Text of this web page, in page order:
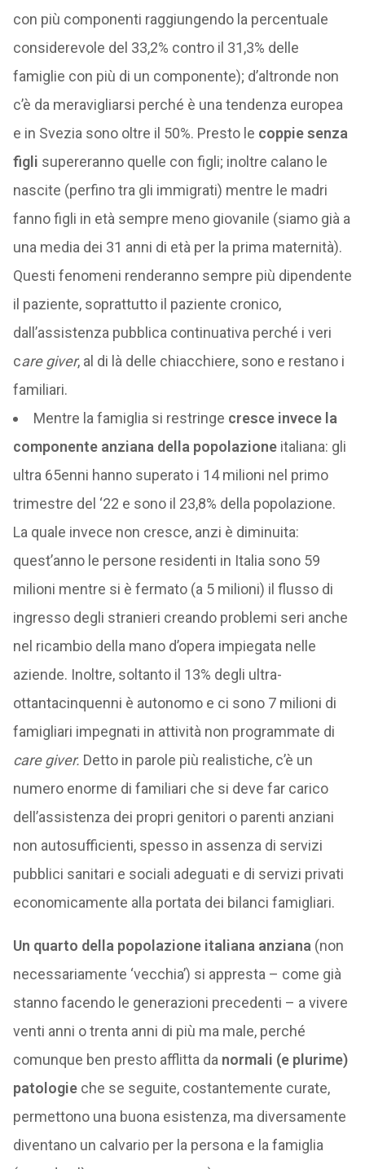
con più componenti raggiungendo la percentuale
considerevole del 33,2% contro il 31,3% delle
famiglie con più di un componente); d’altronde non
c’è da meravigliarsi perché è una tendenza europea
e in Svezia sono oltre il 50%. Presto le coppie senza
figli supereranno quelle con figli; inoltre calano le
nascite (perfino tra gli immigrati) mentre le madri
fanno figli in età sempre meno giovanile (siamo già a
una media dei 31 anni di età per la prima maternità).
Questi fenomeni renderanno sempre più dipendente
il paziente, soprattutto il paziente cronico,
dall’assistenza pubblica continuativa perché i veri
care giver, al di là delle chiacchiere, sono e restano i
familiari.
Mentre la famiglia si restringe cresce invece la
componente anziana della popolazioneitaliana: gli
ultra 65enni hanno superato i 14 milioni nel primo
trimestre del ‘22 e sono il 23,8% della popolazione.
La quale invece non cresce, anzi è diminuita:
quest’anno le persone residenti in Italia sono 59
milioni mentre si è fermato (a 5 milioni) il flusso di
ingresso degli stranieri creando problemi seri anche
nel ricambio della mano d’opera impiegata nelle
aziende. Inoltre, soltanto il 13% degli ultra-
ottantacinquenni è autonomo e ci sono 7 milioni di
famigliari impegnati in attività non programmate di
care giver. Detto in parole più realistiche, c’è un
numero enorme di familiari che si deve far carico
dell’assistenza dei propri genitori o parenti anziani
non autosufficienti, spesso in assenza di servizi
pubblici sanitari e sociali adeguati e di servizi privati
economicamente alla portata dei bilanci famigliari.
Un quarto della popolazione italiana anziana (non
necessariamente ‘vecchia’) si appresta – come già
stanno facendo le generazioni precedenti – a vivere
venti anni o trenta anni di più ma male, perché
comunque ben presto afflitta da normali (e plurime)
patologieche se seguite, costantemente curate,
permettono una buona esistenza, ma diversamente
diventano un calvario per la persona e la famiglia